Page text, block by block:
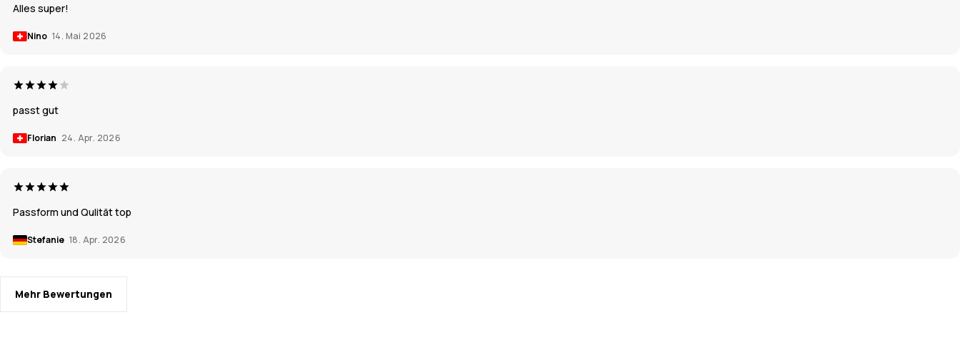
Alles super!
Nino 14. Mai 2026
passt gut
Florian 24. Apr. 2026
Passform und Qulität top
Stefanie 18. Apr. 2026
Mehr Bewertungen